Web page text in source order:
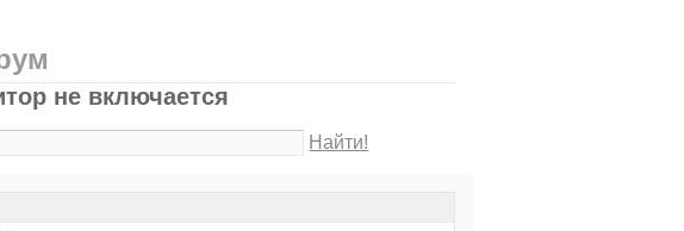
не включается
Найти!